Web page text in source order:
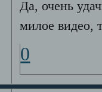
Да, очень
милое видео,
0